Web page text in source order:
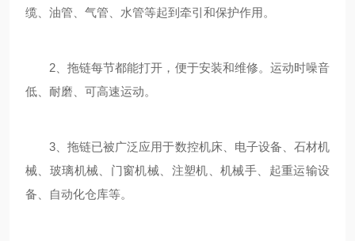
缆、油管、气管、水管等起到牵引和保护作用。
2、拖链每节都能打开，便于安装和维修。运动时噪音
低、耐磨、可高速运动。
3、拖链已被广泛应用于数控机床、电子设备、石材机
械、玻璃机械、门窗机械、注塑机、机械手、起重运输设
备、自动化仓库等。